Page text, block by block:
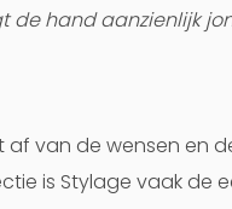
hand aanzienlijk
af van de wensen en
is Stylage vaak de